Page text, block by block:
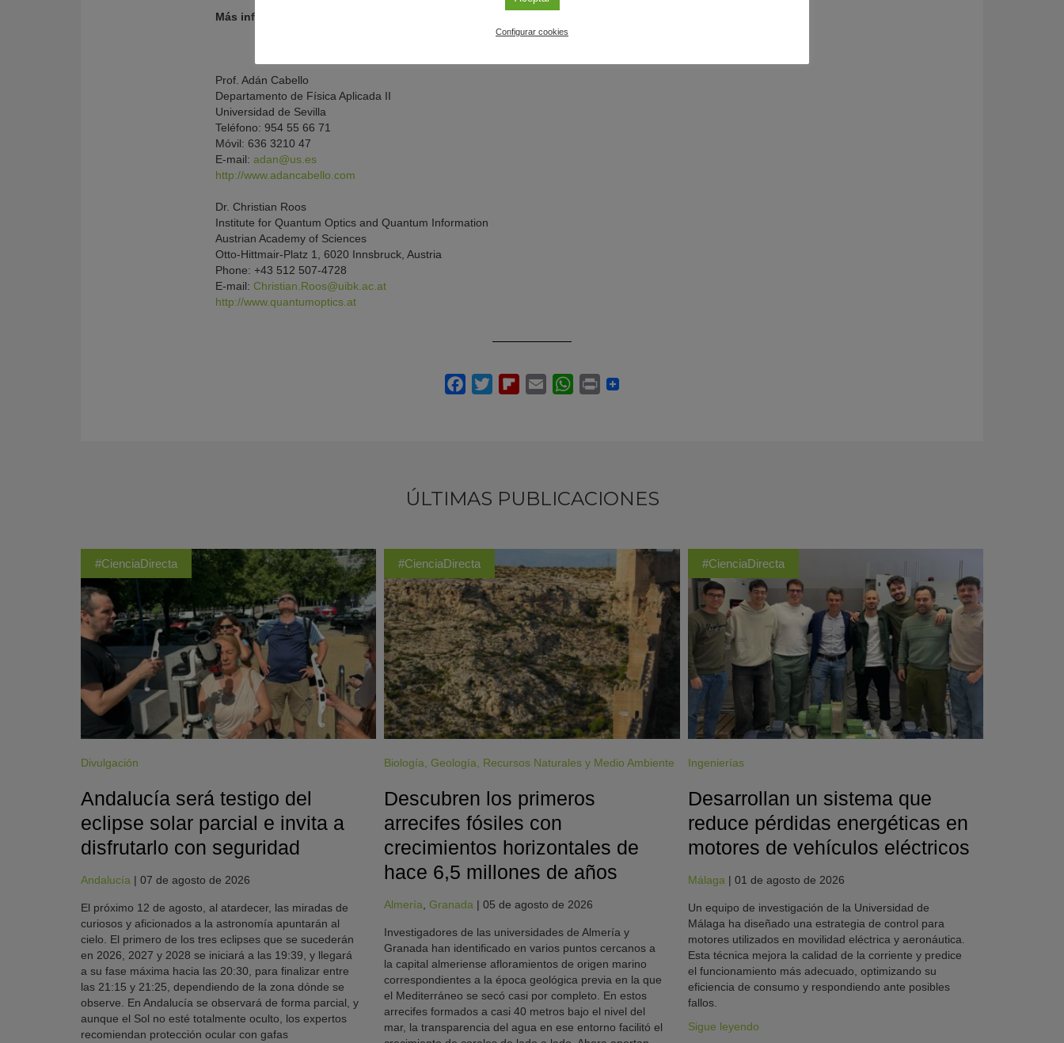
Más información:
Prof. Adán Cabello
Departamento de Física Aplicada II
Universidad de Sevilla
Teléfono: 954 55 66 71
Móvil: 636 3210 47
E-mail: adan@us.es
http://www.adancabello.com
Dr. Christian Roos
Institute for Quantum Optics and Quantum Information
Austrian Academy of Sciences
Otto-Hittmair-Platz 1, 6020 Innsbruck, Austria
Phone: +43 512 507-4728
E-mail: Christian.Roos@uibk.ac.at
http://www.quantumoptics.at
ÚLTIMAS PUBLICACIONES
#CienciaDirecta
Divulgación
Andalucía será testigo del
eclipse solar parcial e invita a
disfrutarlo con seguridad
Andalucía | 07 de agosto de 2026
El próximo 12 de agosto, al atardecer, las miradas de
curiosos y aficionados a la astronomía apuntarán al
cielo. El primero de los tres eclipses que se sucederán
en 2026, 2027 y 2028 se iniciará a las 19:39, y llegará
a su fase máxima hacia las 20:30, para finalizar entre
las 21:15 y 21:25, dependiendo de la zona dónde se
observe. En Andalucía se observará de forma parcial, y
aunque el Sol no esté totalmente oculto, los expertos
recomiendan protección ocular con gafas
#CienciaDirecta
Biología ,Geología Recursos Naturales y Medio Ambiente
Descubren los primeros
arrecifes fósiles con
crecimientos horizontales de
hace 6,5 millones de años
Almería ,Granada |05 de agosto de 2026
Investigadores de las universidades de Almería y
Granada han identificado en varios puntos cercanos a
la capital almeriense afloramientos de origen marino
correspondientes a la época geológica previa en la que
el Mediterráneo se secó casi por completo. En estos
arrecifes formados a casi 40 metros bajo el nivel del
mar, la transparencia del agua en ese entorno facilitó el
#CienciaDirecta
Ingenierías
Desarrollan un sistema que
reduce pérdidas energéticas en
motores de vehículos eléctricos
Málaga | 01 de agosto de 2026
Un equipo de investigación de la Universidad de
Málaga ha diseñado una estrategia de control para
motores utilizados en movilidad eléctrica y aeronáutica.
Esta técnica mejora la calidad de la corriente y predice
el funcionamiento más adecuado, optimizando su
eficiencia de consumo y respondiendo ante posibles
fallos.
Sigue leyendo
Configurar cookies